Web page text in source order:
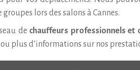
lors des salons à Cannes.
de chauffeurs professionnels et
plus d’informations sur nos